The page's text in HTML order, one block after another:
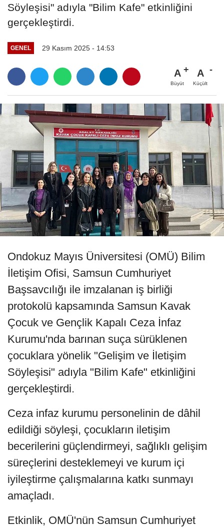
Söyleşisi" adıyla "Bilim Kafe" etkinliğini
gerçekleştirdi.
GENEL 29 Kasım 2025 - 14:53
A
Büyüt
A
Küçült
Ondokuz Mayıs Üniversitesi (OMÜ) Bilim
İletişim Ofisi, Samsun Cumhuriyet
Başsavcılığı ile imzalanan iş birliği
protokolü kapsamında Samsun Kavak
Çocuk ve Gençlik Kapalı Ceza İnfaz
Kurumu'nda barınan suça sürüklenen
çocuklara yönelik "Gelişim ve İletişim
Söyleşisi" adıyla "Bilim Kafe" etkinliğini
gerçekleştirdi.
Ceza infaz kurumu personelinin de dâhil
edildiği söyleşi, çocukların iletişim
becerilerini güçlendirmeyi, sağlıklı gelişim
süreçlerini desteklemeyi ve kurum içi
iyileştirme çalışmalarına katkı sunmayı
amaçladı.
Etkinlik, OMÜ'nün Samsun Cumhuriyet